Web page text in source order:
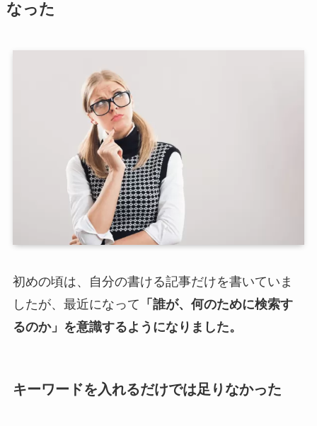
なった
初めの頃は、自分の書ける記事だけを書いていま
したが、最近になって 「誰が、何のために検索す
るのか」を意識するようになりました。
キーワードを入れるだけでは足りなかった